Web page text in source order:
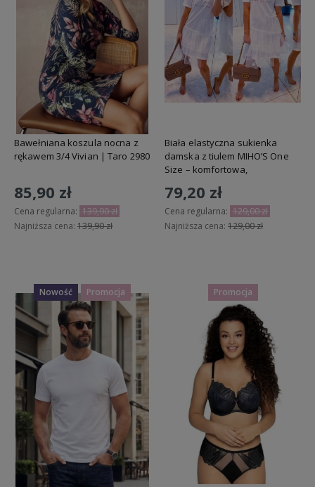
Bawełniana koszula nocna z
rękawem 3/4 Vivian | Taro 2980
85,90 zł
Cena regularna: 139,90 zł
Najniższa cena: 139,90 zł
Biała elastyczna sukienka
damska z tiulem MIHO’S One
Size – komfortowa,
79,20 zł
Cena regularna: 129,00 zł
Najniższa cena: 129,00 zł
Promocja
Nowość Promocja